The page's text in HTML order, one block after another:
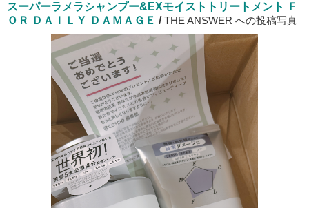
スーパーラメラシャンプー&EXモイストトリートメント Ｆ
ＯＲ ＤＡＩＬＹ ＤＡＭＡＧＥ /THE ANSWER への投稿写真